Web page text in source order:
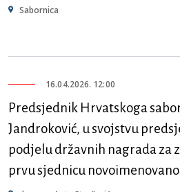
Sabornica
16.04.2026. 12:00
Predsjednik Hrvatskoga
Jandroković, u svojstvu
podjelu državnih nagrada za
prvu sjednicu